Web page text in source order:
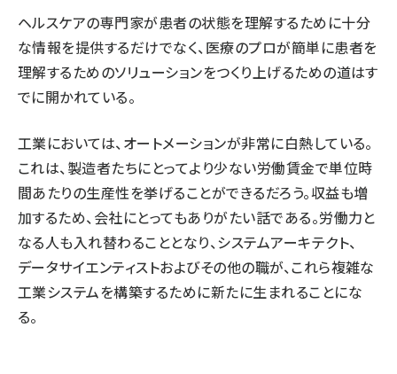
ヘルスケアの専門家が患者の状態を理解するために十分
な情報を提供するだけでなく、医療のプロが簡単に患者を
理解するためのソリューションをつくり上げるための道はす
でに開かれている。
工業においては、オートメーションが非常に白熱している。
これは、製造者たちにとってより少ない労働賃金で単位時
間あたりの生産性を挙げることができるだろう。収益も増
加するため、会社にとってもありがたい話である。労働力と
なる人も入れ替わることとなり、システムアーキテクト、
データサイエンティストおよびその他の職が、これら複雑な
工業システムを構築するために新たに生まれることにな
る。